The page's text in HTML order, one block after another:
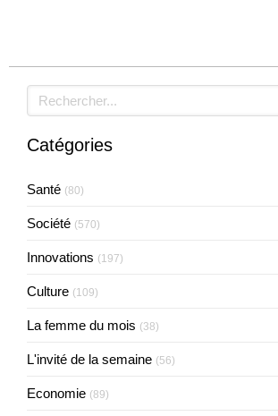
Rechercher
Catégories
Santé (80)
Société (570)
Innovations (197)
Culture (109)
La femme du mois (38)
L'invité de la semaine (56)
Economie (89)